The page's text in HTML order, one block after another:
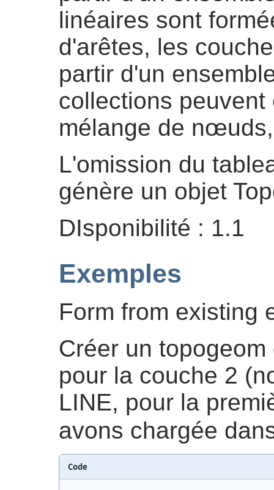
linéaires sont
d'arêtes, les
partir d'un
collections
mélange de
L'omission du
génère un objet
DIsponibilité : 1.1
Exemples
Form from existing
Créer un
pour la couche 2
LINE, pour la
avons chargée
Code